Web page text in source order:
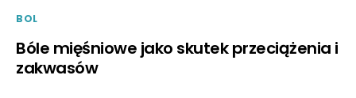
BOL
Bóle mięśniowe jako skutek przeciążenia i
zakwasów